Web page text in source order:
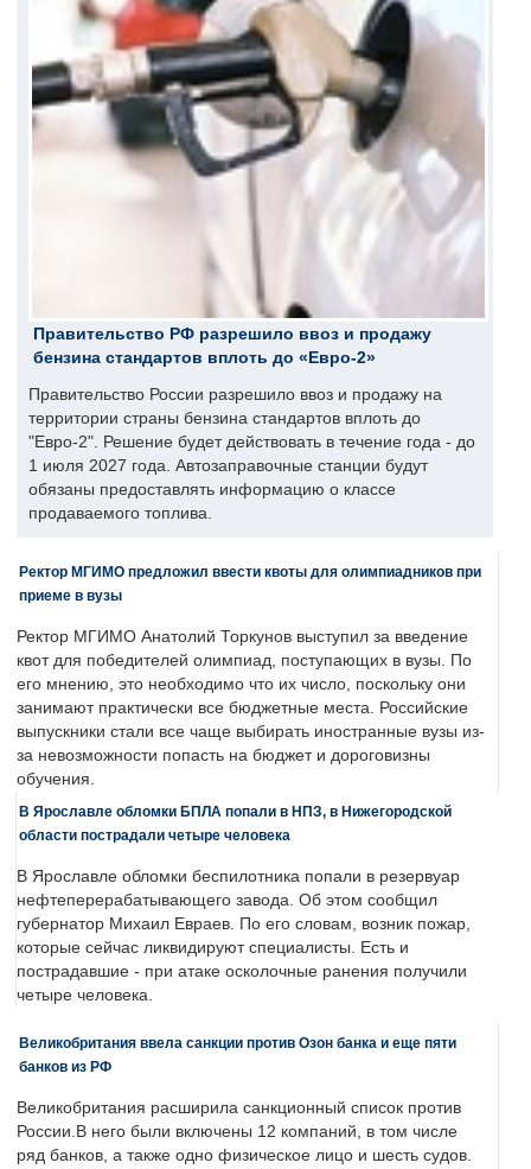
Правительство РФ разрешило ввоз и продажу
бензина стандартов вплоть до «Евро-2»
Правительство России разрешило ввоз и продажу на
территории страны бензина стандартов вплоть до
"Евро-2". Решение будет действовать в течение года - до
1 июля 2027 года. Автозаправочные станции будут
обязаны предоставлять информацию о классе
продаваемого топлива.
Ректор МГИМО предложил ввести квоты для олимпиадников при
приеме в вузы
Ректор МГИМО Анатолий Торкунов выступил за введение
квот для победителей олимпиад, поступающих в вузы. По
его мнению, это необходимо что их число, поскольку они
занимают практически все бюджетные места. Российские
выпускники стали все чаще выбирать иностранные вузы из-
за невозможности попасть на бюджет и дороговизны
обучения.
В Ярославле обломки БПЛА попали в НПЗ, в Нижегородской
области пострадали четыре человека
В Ярославле обломки беспилотника попали в резервуар
нефтеперерабатывающего завода. Об этом сообщил
губернатор Михаил Евраев. По его словам, возник пожар,
которые сейчас ликвидируют специалисты. Есть и
пострадавшие - при атаке осколочные ранения получили
четыре человека.
Великобритания ввела санкции против Озон банка и еще пяти
банков из РФ
Великобритания расширила санкционный список против
России.В него были включены 12 компаний, в том числе
ряд банков, а также одно физическое лицо и шесть судов.